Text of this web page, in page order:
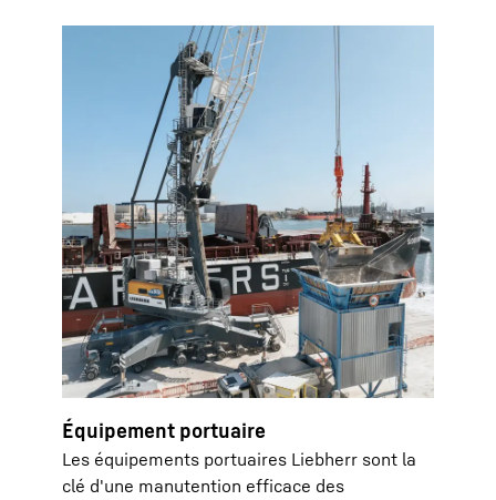
Équipement portuaire
Les équipements portuaires Liebherr sont la
clé d'une manutention efficace des